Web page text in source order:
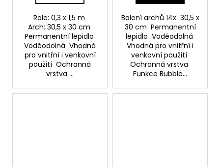
Role: 0,3 x 1,5 m
Arch: 30,5 x 30 cm
Permanentní lepidlo
Voděodolná Vhodná
pro vnitřní i venkovní
použití Ochranná
vrstva ...
Balení archů 14x 30,5 x
30 cm Permanentní
lepidlo Voděodolná
Vhodná pro vnitřní i
venkovní použití
Ochranná vrstva
Funkce Bubble...